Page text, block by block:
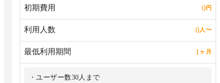
初期費用 0円
利用人数 0人〜
最低利用期間 1 ヶ月
・ユーザー数30人まで